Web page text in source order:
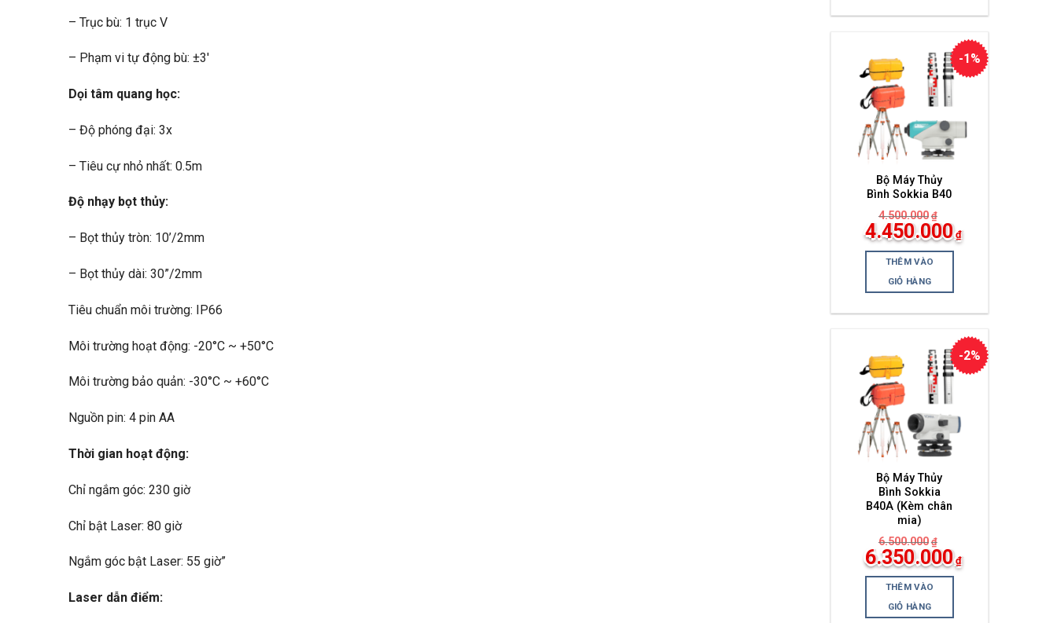
-1%
Bộ Máy Thủy
Bình Sokkia B40
4.500.000 ₫
Giá
gốc
là:
4.500.000₫.
4.450.000 ₫
Giá
hiện
tại
là:
4.450.000₫.
THÊM VÀO
GIỎ HÀNG
-2%
Bộ Máy Thủy
Bình Sokkia
B40A (Kèm chân
mia)
6.500.000 ₫
Giá
gốc
là:
6.500.000₫.
6.350.000 ₫
Giá
hiện
tại
là:
6.350.000₫.
THÊM VÀO
GIỎ HÀNG
– Trục bù: 1 trục V
– Phạm vi tự động bù: ±3′
Dọi tâm quang học:
– Độ phóng đại: 3x
– Tiêu cự nhỏ nhất: 0.5m
Độ nhạy bọt thủy:
– Bọt thủy tròn: 10’/2mm
– Bọt thủy dài: 30”/2mm
Tiêu chuẩn môi trường: IP66
Môi trường hoạt động: -20°C ~ +50°C
Môi trường bảo quản: -30°C ~ +60°C
Nguồn pin: 4 pin AA
Thời gian hoạt động:
Chỉ ngắm góc: 230 giờ
Chỉ bật Laser: 80 giờ
Ngắm góc bật Laser: 55 giờ”
Laser dẫn điểm: